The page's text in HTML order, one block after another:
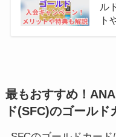
ル
ト
最もおすすめ！
ド(SFC)のゴール